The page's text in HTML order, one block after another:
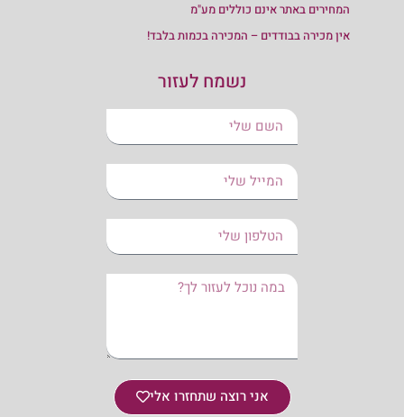
המחירים באתר אינם כוללים מע"מ
אין מכירה בבודדים – המכירה בכמות בלבד!
נשמח לעזור
אני רוצה שתחזרו אלי